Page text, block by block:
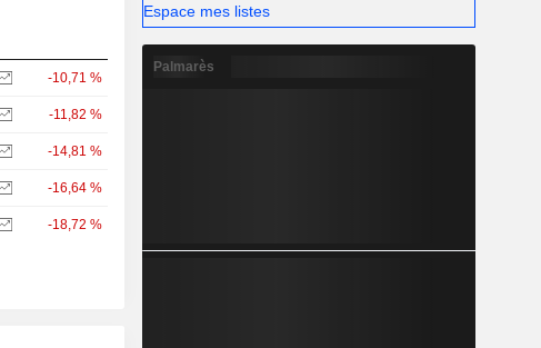
-10,71 %
-11,82 %
-14,81 %
-16,64 %
-18,72 %
Espace mes listes
Palmarès